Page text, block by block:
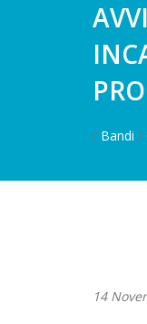
/ Bandi /
14